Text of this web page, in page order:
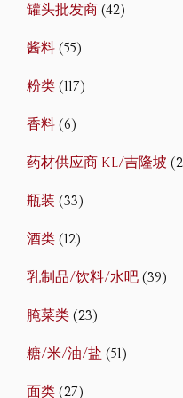
罐头批发商 (42)
酱料 (55)
粉类 (117)
香料 (6)
药材供应商 KL/吉隆坡
瓶装 (33)
酒类 (12)
乳制品/饮料/水吧 (39)
腌菜类 (23)
糖/米/油/盐 (51)
面类 (27)